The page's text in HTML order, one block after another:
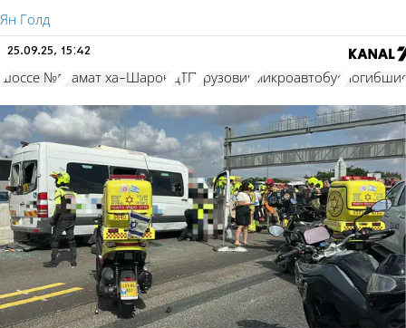
Ян Голд
25.09.25, 15:42
шоссе №5 Рамат ха-Шарон ДТП грузовик микроавтобус